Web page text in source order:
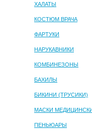
ХАЛАТЫ
КОСТЮМ ВРАЧА
ФАРТУКИ
НАРУКАВНИКИ
КОМБИНЕЗОНЫ
БАХИЛЫ
БИКИНИ (ТРУСИКИ)
МАСКИ
ПЕНЬЮАРЫ